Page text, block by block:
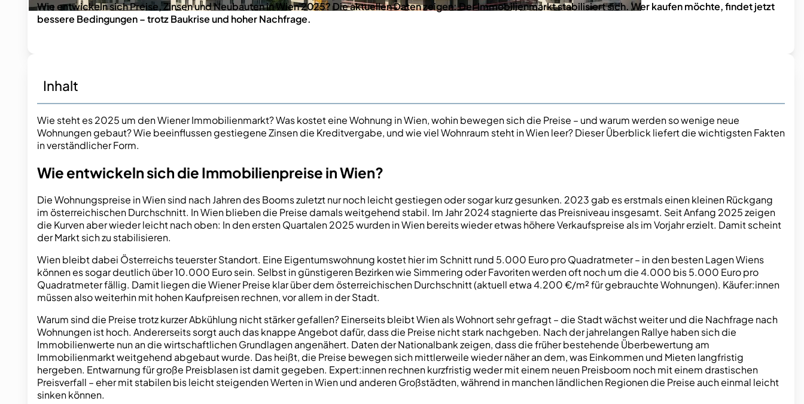
Wie entwickeln sich Preise, Zinsen und Neubauten in Wien 2025? Die aktuellen Daten zeigen: Der Immobilienmarkt stabilisiert sich. Wer kaufen möchte, findet jetzt
bessere Bedingungen – trotz Baukrise und hoher Nachfrage.
Inhalt
Wie steht es 2025 um den Wiener Immobilienmarkt? Was kostet eine Wohnung in Wien, wohin bewegen sich die Preise – und warum werden so wenige neue
Wohnungen gebaut? Wie beeinflussen gestiegene Zinsen die Kreditvergabe, und wie viel Wohnraum steht in Wien leer? Dieser Überblick liefert die wichtigsten Fakten
in verständlicher Form.
Wie entwickeln sich die Immobilienpreise in Wien?
Die Wohnungspreise in Wien sind nach Jahren des Booms zuletzt nur noch leicht gestiegen oder sogar kurz gesunken. 2023 gab es erstmals einen kleinen Rückgang
im österreichischen Durchschnitt. In Wien blieben die Preise damals weitgehend stabil. Im Jahr 2024 stagnierte das Preisniveau insgesamt. Seit Anfang 2025 zeigen
die Kurven aber wieder leicht nach oben: In den ersten Quartalen 2025 wurden in Wien bereits wieder etwas höhere Verkaufspreise als im Vorjahr erzielt. Damit scheint
der Markt sich zu stabilisieren.
Wien bleibt dabei Österreichs teuerster Standort. Eine Eigentumswohnung kostet hier im Schnitt rund 5.000 Euro pro Quadratmeter – in den besten Lagen Wiens
können es sogar deutlich über 10.000 Euro sein. Selbst in günstigeren Bezirken wie Simmering oder Favoriten werden oft noch um die 4.000 bis 5.000 Euro pro
Quadratmeter fällig. Damit liegen die Wiener Preise klar über dem österreichischen Durchschnitt (aktuell etwa 4.200 €/m² für gebrauchte Wohnungen). Käufer:innen
müssen also weiterhin mit hohen Kaufpreisen rechnen, vor allem in der Stadt.
Warum sind die Preise trotz kurzer Abkühlung nicht stärker gefallen? Einerseits bleibt Wien als Wohnort sehr gefragt – die Stadt wächst weiter und die Nachfrage nach
Wohnungen ist hoch. Andererseits sorgt auch das knappe Angebot dafür, dass die Preise nicht stark nachgeben. Nach der jahrelangen Rallye haben sich die
Immobilienwerte nun an die wirtschaftlichen Grundlagen angenähert. Daten der Nationalbank zeigen, dass die früher bestehende Überbewertung am
Immobilienmarkt weitgehend abgebaut wurde. Das heißt, die Preise bewegen sich mittlerweile wieder näher an dem, was Einkommen und Mieten langfristig
hergeben. Entwarnung für große Preisblasen ist damit gegeben. Expert:innen rechnen kurzfristig weder mit einem neuen Preisboom noch mit einem drastischen
Preisverfall – eher mit stabilen bis leicht steigenden Werten in Wien und anderen Großstädten, während in manchen ländlichen Regionen die Preise auch einmal leicht
sinken können.